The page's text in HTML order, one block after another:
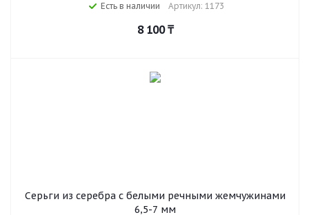
Есть в наличии Артикул: 1173
8 100₸
Серьги из серебра с белыми речными жемчужинами
6,5-7 мм